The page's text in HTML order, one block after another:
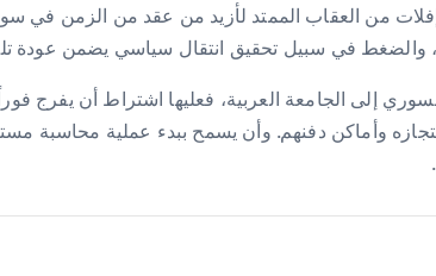
من العقاب الممتد لأزيد من عقد من الزمن في
والضغط في سبيل تحقيق انتقال سياسي يضمن عودة
احتجازه وأماكن دفنهم. وأن يسمح ببدء عملية محاسبة